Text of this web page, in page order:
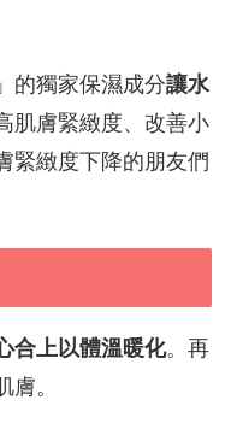
的獨家保濕成分讓水
肌膚緊緻度、改善小
緊緻度下降的朋友們
合上以體溫暖化。再
。